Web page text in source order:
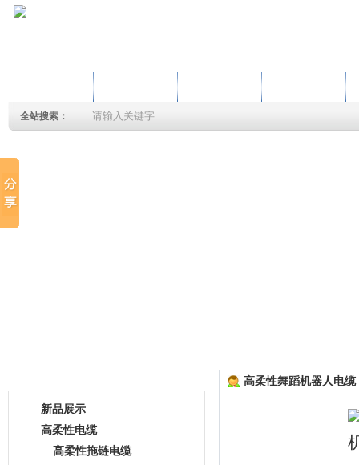
全站搜索：
新品展示
高柔性电缆
高柔性拖链电缆
高柔性舞蹈机器人电缆